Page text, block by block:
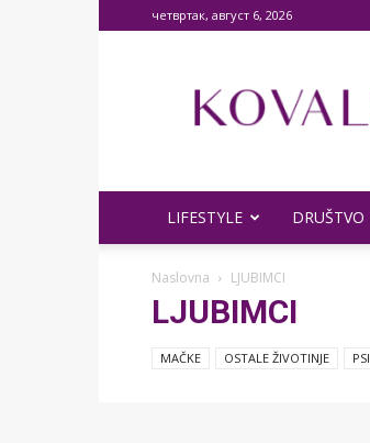
четвртак, август 6, 2026
–
Vaša
LIFESTYLE DRUŠTVO
Naslovna LJUBIMCI
LJUBIMCI
MAČKE OSTALE ŽIVOTINJE PSI